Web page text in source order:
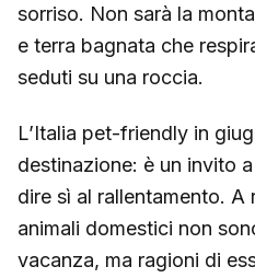
sorriso. Non sarà la
e terra bagnata che
seduti su una roccia.
L’Italia pet-friendly in
destinazione: è un invito
dire sì al rallentamento. A
animali domestici non
vacanza, ma ragioni di